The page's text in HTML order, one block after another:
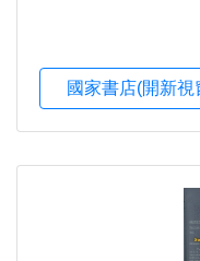
國家書店(開新視